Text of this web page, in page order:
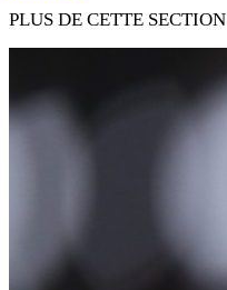
PLUS DE CETTE SECTION